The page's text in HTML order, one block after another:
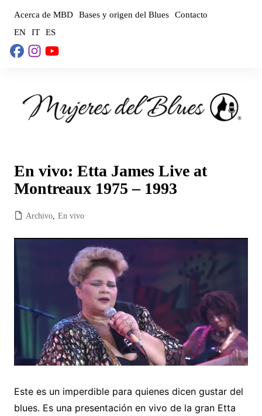
contenido
Acerca de MBD Bases y origen del Blues
Contacto
EN
IT ES
En vivo: Etta James Live at
Montreaux 1975 – 1993
Archivo, En vivo
Este es un imperdible para quienes dicen gustar del
blues. Es una presentación en vivo de la gran Etta